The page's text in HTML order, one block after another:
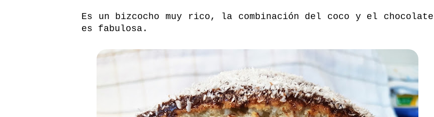
Es un bizcocho muy rico, la combinación del coco y el chocolate
es fabulosa.